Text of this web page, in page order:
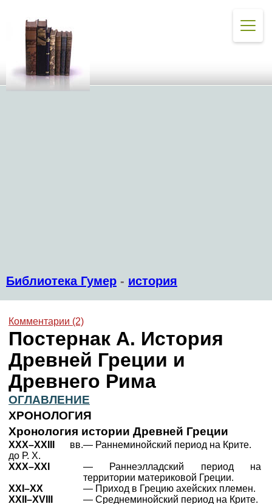
Библиотека Гумер - история
Комментарии (2)
Постернак А. История
Древней Греции и
Древнего Рима
ОГЛАВЛЕНИЕ
ХРОНОЛОГИЯ
Хронология истории Древней Греции
XXX–XXIII вв.
до Р. Х.
— Раннеминойский период на Крите.
XXX–XXI
— Раннеэлладский период на
территории материковой Греции.
XXI–XX
— Приход в Грецию ахейских племен.
XXII–XVIII
— Среднеминойский период на Крите.